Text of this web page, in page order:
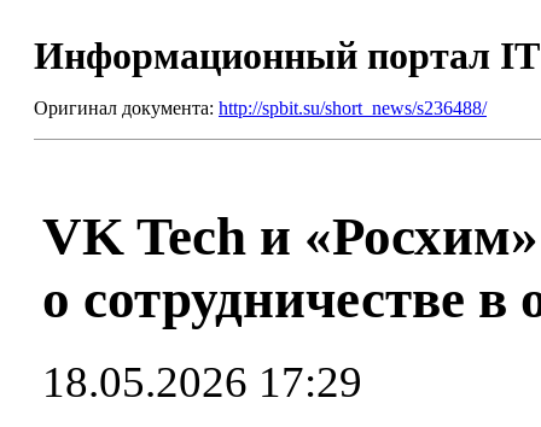
Информационный портал
Оригинал документа: http://spbit.su/short_news/s236488/
VK Tech и
о сотрудничестве
18.05.2026 17:29